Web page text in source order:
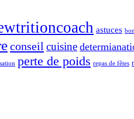
astuces
conseil cuisine
perte de poids repas de fêtes